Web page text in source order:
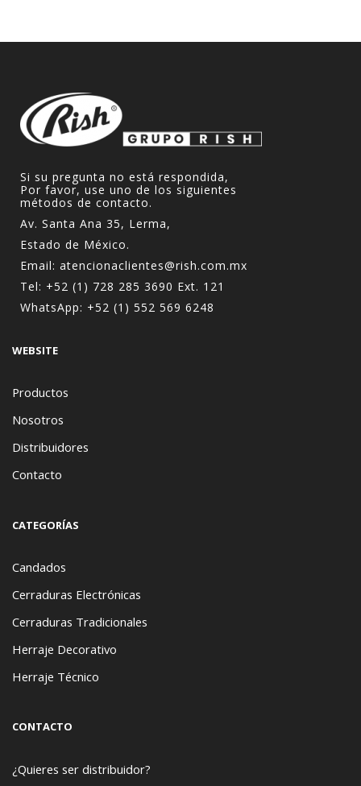
Si su pregunta no está respondida,
Por favor, use uno de los siguientes
métodos de contacto.
Av. Santa Ana 35, Lerma,
Estado de México.
Email: atencionaclientes@rish.com.mx
Tel: +52 (1) 728 285 3690 Ext. 121
WhatsApp: +52 (1) 552 569 6248
WEBSITE
Productos
Nosotros
Distribuidores
Contacto
CATEGORÍAS
Candados
Cerraduras Electrónicas
Cerraduras Tradicionales
Herraje Decorativo
Herraje Técnico
CONTACTO
¿Quieres ser distribuidor?